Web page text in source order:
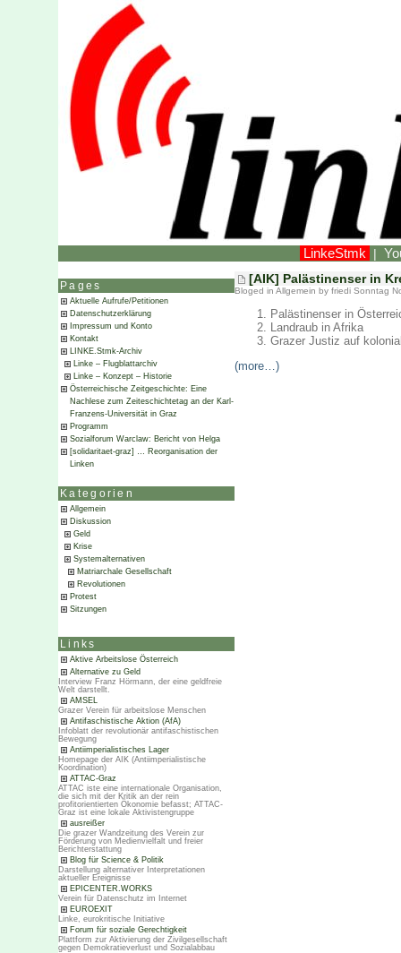
LinkeStmk |
Pages
Aktuelle Aufrufe/Petitionen
Datenschutzerklärung
Impressum und Konto
Kontakt
LINKE.Stmk-Archiv
Linke – Flugblattarchiv
Linke – Konzept – Historie
Österreichische Zeitgeschichte: Eine
Nachlese zum Zeiteschichtetag an der Karl-
Franzens-Universität in Graz
Programm
Sozialforum Warclaw: Bericht von Helga
[solidaritaet-graz] … Reorganisation der
Linken
Kategorien
Allgemein
Diskussion
Geld
Krise
Systemalternativen
Matriarchale Gesellschaft
Revolutionen
Protest
Sitzungen
Links
Aktive Arbeitslose Österreich
Alternative zu Geld
Interview Franz Hörmann, der eine geldfreie
Welt darstellt.
AMSEL
Grazer Verein für arbeitslose Menschen
Antifaschistische Aktion (AfA)
Infoblatt der revolutionär antifaschistischen
Bewegung
Antiimperialistisches Lager
Homepage der AIK (Antiimperialistische
Koordination)
ATTAC-Graz
ATTAC iste eine internationale Organisation,
die sich mit der Kritik an der rein
profitorientierten Ökonomie befasst; ATTAC-
Graz ist eine lokale Aktivistengruppe
ausreißer
Die grazer Wandzeitung des Verein zur
Förderung von Medienvielfalt und freier
Berichterstattung
Blog für Science & Politik
Darstellung alternativer Interpretationen
aktueller Ereignisse
EPICENTER.WORKS
Verein für Datenschutz im Internet
EUROEXIT
Linke, eurokritische Initiative
Forum für soziale Gerechtigkeit
Plattform zur Aktivierung der Zivilgesellschaft
gegen Demokratieverlust und Sozialabbau
[AIK] Palästinenser in
Bloged in Allgemein by friedi Sonntag
Palästinenser in
Landraub in Afrika
Grazer Justiz auf
(more…)